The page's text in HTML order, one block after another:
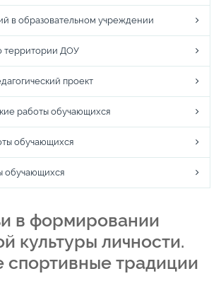
в образовательном учреждении
территории ДОУ
проект
работы обучающихся
обучающихся
обучающихся
в формировании
культуры личности.
традиции